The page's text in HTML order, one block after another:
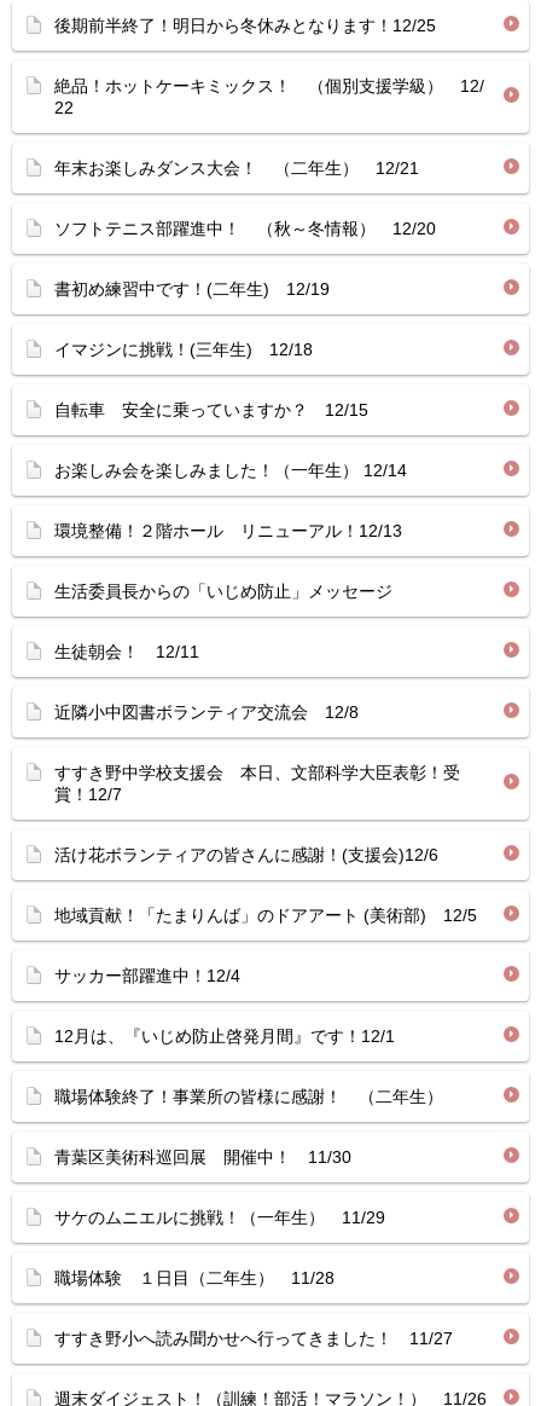
後期前半終了！明日から冬休みとなります！12/25
絶品！ホットケーキミックス！ （個別支援学級） 12/
22
年末お楽しみダンス大会！ （二年生） 12/21
ソフトテニス部躍進中！ （秋～冬情報） 12/20
書初め練習中です！(二年生) 12/19
イマジンに挑戦！(三年生) 12/18
自転車 安全に乗っていますか？ 12/15
お楽しみ会を楽しみました！（一年生） 12/14
環境整備！２階ホール リニューアル！12/13
生活委員長からの「いじめ防止」メッセージ
生徒朝会！ 12/11
近隣小中図書ボランティア交流会 12/8
すすき野中学校支援会 本日、文部科学大臣表彰！受
賞！12/7
活け花ボランティアの皆さんに感謝！(支援会)12/6
地域貢献！「たまりんば」のドアアート (美術部) 12/5
サッカー部躍進中！12/4
12月は、『いじめ防止啓発月間』です！12/1
職場体験終了！事業所の皆様に感謝！ （二年生）
青葉区美術科巡回展 開催中！ 11/30
サケのムニエルに挑戦！（一年生） 11/29
職場体験 １日目（二年生） 11/28
すすき野小へ読み聞かせへ行ってきました！ 11/27
週末ダイジェスト！（訓練！部活！マラソン！） 11/26